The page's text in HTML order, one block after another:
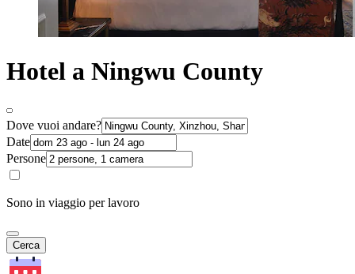
Hotel a Ningwu County
Dove vuoi andare?
Date
Persone
Sono in viaggio per lavoro
Cerca